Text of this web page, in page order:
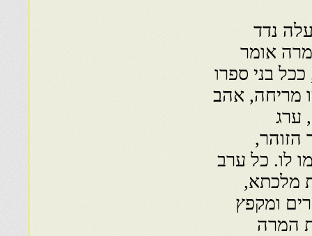
נדד
אומר
בני ספרו
מריחה, אהב
ערג
הזוהר,
לו. כל ערב
מלכתא,
ומקפץ
המרה